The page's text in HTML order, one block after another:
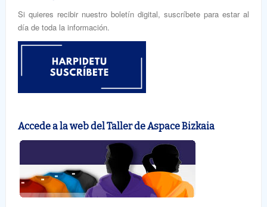
Si quieres recibir nuestro boletín digital, suscríbete para estar al
día de toda la información.
Accede a la web del Taller de Aspace Bizkaia